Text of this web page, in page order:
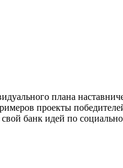
плана
проекты
свой банк идей по